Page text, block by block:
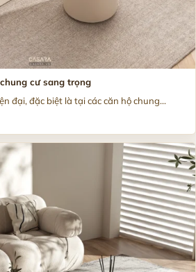
cư sang trọng
đại, đặc biệt là tại các căn hộ chung...